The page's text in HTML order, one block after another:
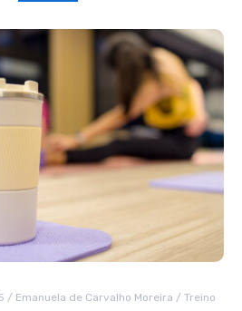
/ Emanuela de Carvalho Moreira / Treino